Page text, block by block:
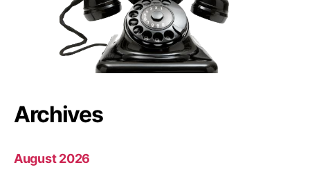
Archives
August 2026